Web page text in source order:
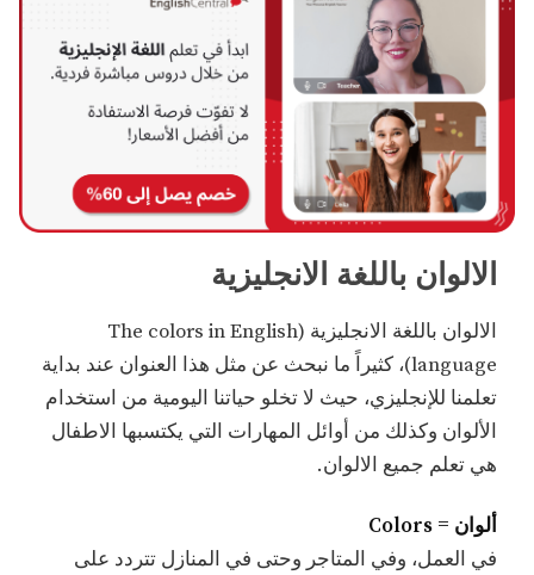
​​الالوان باللغة الانجليزية
الالوان باللغة الانجليزية (The colors in English
language)، كثيراً ما نبحث عن مثل هذا العنوان عند بداية
تعلمنا للإنجليزي، حيث لا تخلو حياتنا اليومية من استخدام
الألوان وكذلك من أوائل المهارات التي يكتسبها الاطفال
هي تعلم جميع الالوان.
ألوان = Colors
في العمل، وفي المتاجر وحتى في المنازل تتردد على